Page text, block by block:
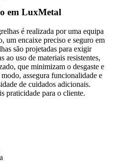
em LuxMetal
é realizada por uma equipa
um encaixe preciso e seguro em
são projetadas para exigir
ao uso de materiais resistentes,
que minimizam o desgaste e
assegura funcionalidade e
de cuidados adicionais.
praticidade para o cliente.